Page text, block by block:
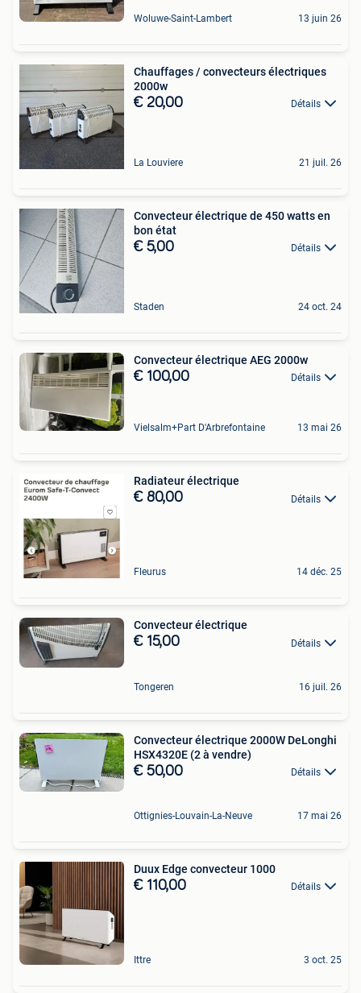
Woluwe-Saint-Lambert 13 juin 26
Chauffages / convecteurs électriques
2000w
€ 20,00 Détails
La Louviere 21 juil. 26
Convecteur électrique de 450 watts en
bon état
€ 5,00 Détails
Staden 24 oct. 24
Convecteur électrique AEG 2000w
€ 100,00 Détails
Vielsalm+Part D'Arbrefontaine 13 mai 26
Radiateur électrique
€ 80,00 Détails
Fleurus 14 déc. 25
Convecteur électrique
€ 15,00 Détails
Tongeren 16 juil. 26
Convecteur électrique 2000W DeLonghi
HSX4320E (2 à vendre)
€ 50,00 Détails
Ottignies-Louvain-La-Neuve 17 mai 26
Duux Edge convecteur 1000
€ 110,00 Détails
Ittre 3 oct. 25